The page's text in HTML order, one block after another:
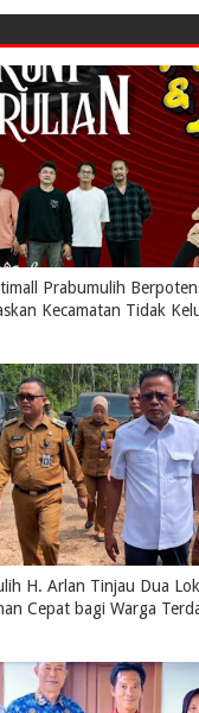
Prabumulih
Kecamatan Tidak
H. Arlan Tinjau Dua
Cepat bagi Warga